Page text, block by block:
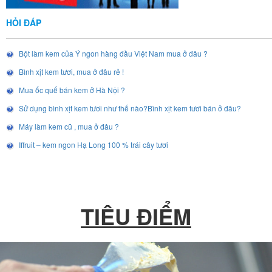
HỎI ĐÁP
Bột làm kem của Ý ngon hàng đầu Việt Nam mua ở đâu ?
Bình xịt kem tươi, mua ở đâu rẻ !
Mua ốc quế bán kem ở Hà Nội ?
Sử dụng bình xịt kem tươi như thế nào?Bình xịt kem tươi bán ở đâu?
Máy làm kem cũ , mua ở đâu ?
Iffruit – kem ngon Hạ Long 100 % trái cây tươi
TIÊU ĐIỂM